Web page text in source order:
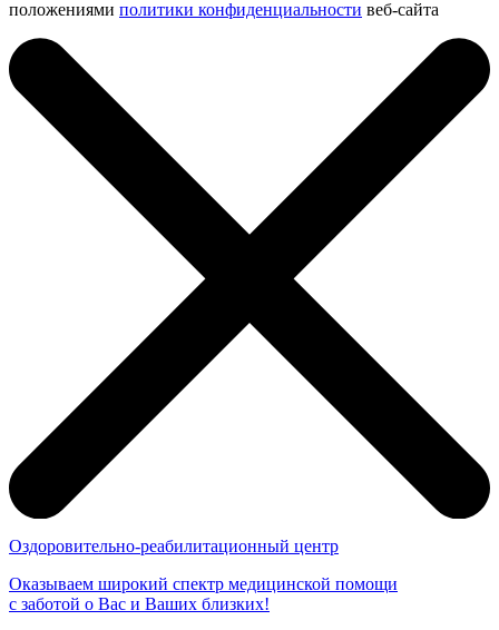
положениями политики конфиденциальности веб-сайта
Оздоровительно-реабилитационный центр
Оказываем широкий спектр медицинской помощи
с заботой о Вас и Ваших близких!